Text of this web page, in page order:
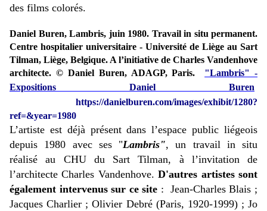
des films colorés.
Daniel Buren, Lambris, juin 1980. Travail in situ permanent.
Centre hospitalier universitaire - Université de Liège au Sart
Tilman, Liège, Belgique. A l’initiative de Charles Vandenhove
architecte. © Daniel Buren, ADAGP, Paris. "Lambris" -
Expositions Daniel Buren
https://danielburen.com/images/exhibit/1280?
ref=&year=1980
L’artiste est déjà présent dans l’espace public liégeois
depuis 1980 avec ses "Lambris", un travail in situ
réalisé au CHU du Sart Tilman, à l’invitation de
l’architecte Charles Vandenhove.D'autres artistes sont
également intervenus sur ce site : Jean-Charles Blais ;
Jacques Charlier ; Olivier Debré (Paris, 1920-1999) ; Jo